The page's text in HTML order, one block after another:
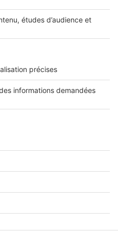
des Données
2024 - all rights